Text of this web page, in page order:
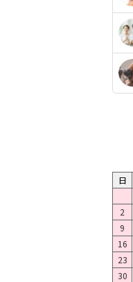
日
2
9
16
23
30